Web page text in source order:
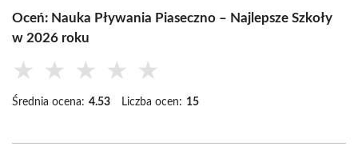
Oceń: Nauka Pływania Piaseczno – Najlepsze Szkoły
w 2026 roku
★ ★ ★ ★ ★
Średnia ocena: 4.53 Liczba ocen: 15